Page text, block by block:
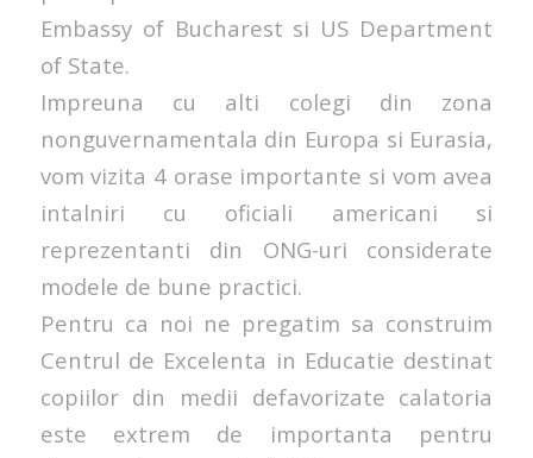
Embassy of Bucharest si US Department
of State.
Impreuna cu alti colegi din zona
nonguvernamentala din Europa si Eurasia,
vom vizita 4 orase importante si vom avea
intalniri cu oficiali americani si
reprezentanti din ONG-uri considerate
modele de bune practici.
Pentru ca noi ne pregatim sa construim
Centrul de Excelenta in Educatie destinat
copiilor din medii defavorizate calatoria
este extrem de importanta pentru